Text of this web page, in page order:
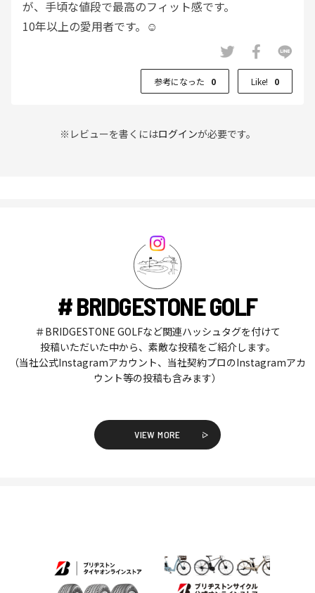
が、手頃な値段で最高のフィット感です。
10年以上の愛用者です。☺
参考になった 0 Like! 0
※レビューを書くにはログインが必要です。
# BRIDGESTONE GOLF
＃BRIDGESTONE GOLFなど関連ハッシュタグを付けて
投稿いただいた中から、素敵な投稿をご紹介します。
（当社公式Instagramアカウント、当社契約プロのInstagramアカ
ウント等の投稿も含みます）
VIEW MORE